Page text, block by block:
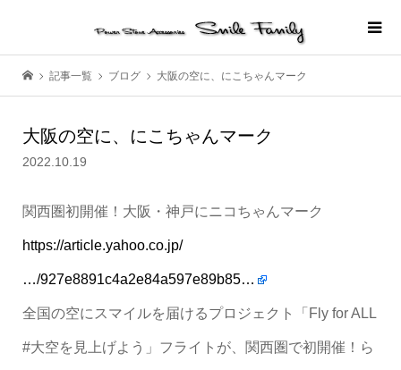
記事一覧 ブログ 大阪の空に、にこちゃんマーク
大阪の空に、にこちゃんマーク
2022.10.19
関西圏初開催！大阪・神戸にニコちゃんマーク
https://article.yahoo.co.jp/
…/927e8891c4a2e84a597e89b85…
全国の空にスマイルを届けるプロジェクト「Fly for ALL
#大空を見上げよう」フライトが、関西圏で初開催！ら